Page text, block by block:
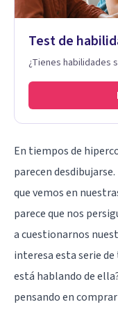
Test de
¿Tienes habilidades
En tiempos de
parecen
que vemos en
parece que nos
a cuestionarnos
interesa esta serie
está hablando de
pensando en